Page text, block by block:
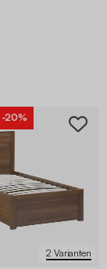
2 Varianten
-20%